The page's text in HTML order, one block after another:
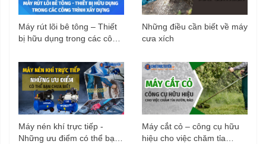
Máy rút lõi bê tông – Thiết
bị hữu dụng trong các công
Những điều cần biết về máy
cưa xích
Máy nén khí trực tiếp -
Những ưu điểm có thể bạn
Máy cắt cỏ – công cụ hữu
hiệu cho việc chăm tỉa